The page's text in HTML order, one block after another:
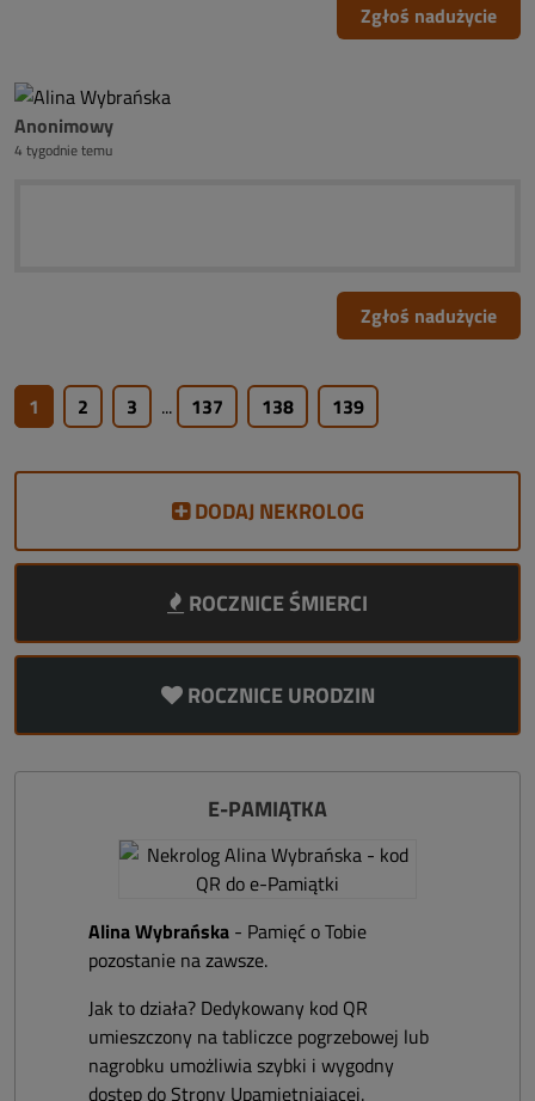
Zgłoś nadużycie
Anonimowy
4 tygodnie temu
Zgłoś nadużycie
1 2 3 ... 137 138 139
DODAJ NEKROLOG
ROCZNICE ŚMIERCI
ROCZNICE URODZIN
E-PAMIĄTKA
Alina Wybrańska - Pamięć o Tobie
pozostanie na zawsze.
Jak to działa? Dedykowany kod QR
umieszczony na tabliczce pogrzebowej lub
nagrobku umożliwia szybki i wygodny
dostęp do Strony Upamiętniającej.